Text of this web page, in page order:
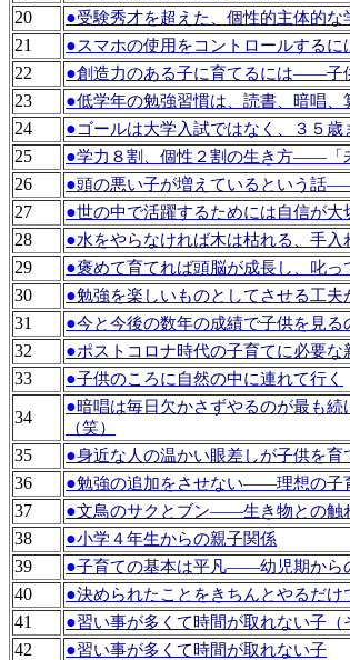
20 ●受験秀才を超えた、個性的主体的な
21 ●スマホの使用をコントロールする
22 ●創造力のある子に育てるには――子
23 ●低学年の勉強習慣は、読書、暗唱
24 ●ゴールは大学入試ではなく、３５
25 ●学力８割、個性２割の生き方――「
26 ●頭の悪い子が増えているという話
27 ●世の中で活躍するためには自信が
28 ●水をやらなければ木は枯れる、手入
29 ●褒めて育てれば頭脳が成長し、叱っ
30 ●勉強を楽しいものとしてさせる工夫
31 ●今と今後の数年の成績で子供を見
32 ●ポストコロナ時代の子育てに必要な
33 ●子供のころに自然の中に連れて行く
34
●暗唱は毎日欠かさずやるのが最も
（笑）
35 ●身近な人の温かい眼差しが子供を育
36 ●勉強の追加をさせない――理想の子
37 ●文鳥のサクとブン――生き物との触
38 ●小学４年生からの親子関係
39 ●子育ての基本は平凡――幼児期から
40 ●決められたことをきちんとやるだ
41 ●習い事が多くて時間が取れない子（
42 ●習い事が多くて時間が取れない子